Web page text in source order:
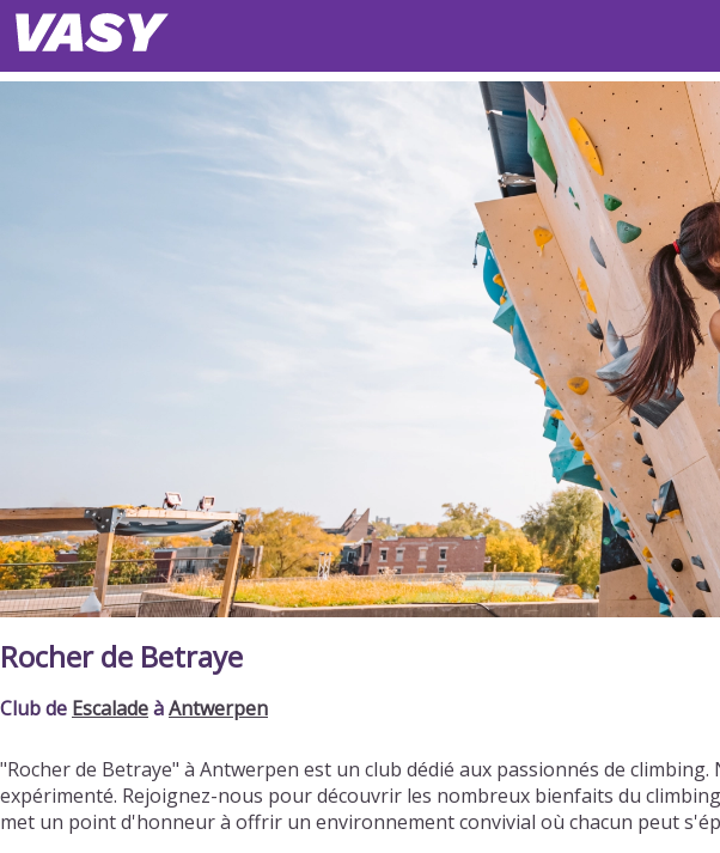
Rocher de Betraye
Club de EscaladeàAntwerpen
"Rocher de Betraye" à Antwerpen est un club dédié aux passionnés de
expérimenté. Rejoignez-nous pour découvrir les nombreux bienfaits du
met un point d'honneur à offrir un environnement convivial où chacun peut